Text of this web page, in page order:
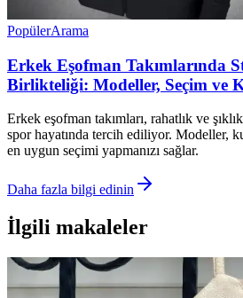
PopülerArama
Erkek Eşofman Takımlarında
Birlikteliği: Modeller, Seçim ve
Erkek eşofman takımları, rahatlık ve
spor hayatında tercih ediliyor. Modeller,
en uygun seçimi yapmanızı sağlar.
Daha fazla bilgi edinin
İlgili makaleler